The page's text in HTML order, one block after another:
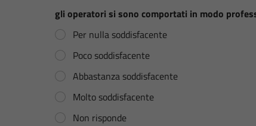
m
p
l
s
i
gli operatori si sono comportati in modo
Per nulla soddisfacente
Poco soddisfacente
Abbastanza soddisfacente
Molto soddisfacente
Non risponde